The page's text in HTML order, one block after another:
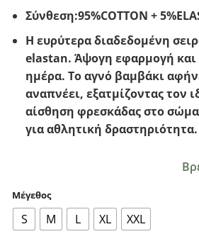
Σύνθεση:95%COTTON +
H ευρύτερα διαδεδομένη
elastan. Άψογη εφαρμογή και
ημέρα. Το αγνό βαμβάκι
αναπνέει, εξατμίζοντας τον
αίσθηση φρεσκάδας στο
για αθλητική δραστηριότητα.
Μέγεθος
S M L XL XXL